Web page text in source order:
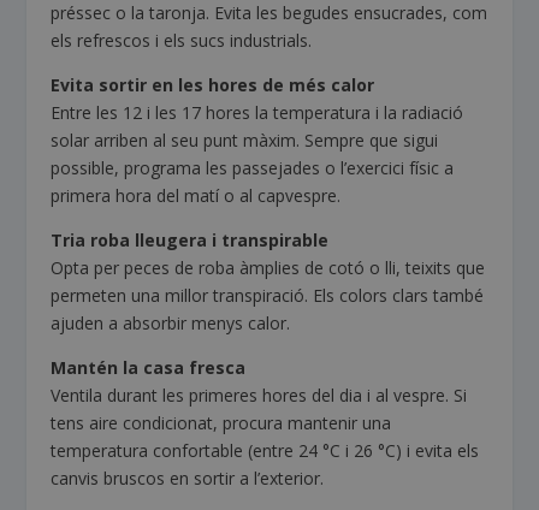
préssec o la taronja. Evita les begudes ensucrades, com
els refrescos i els sucs industrials.
Evita sortir en les hores de més calor
Entre les 12 i les 17 hores la temperatura i la radiació
solar arriben al seu punt màxim. Sempre que sigui
possible, programa les passejades o l’exercici físic a
primera hora del matí o al capvespre.
Tria roba lleugera i transpirable
Opta per peces de roba àmplies de cotó o lli, teixits que
permeten una millor transpiració. Els colors clars també
ajuden a absorbir menys calor.
Mantén la casa fresca
Ventila durant les primeres hores del dia i al vespre. Si
tens aire condicionat, procura mantenir una
temperatura confortable (entre 24 °C i 26 °C) i evita els
canvis bruscos en sortir a l’exterior.